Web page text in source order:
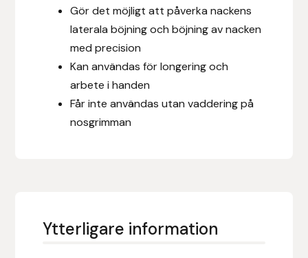
Gör det möjligt att påverka nackens
laterala böjning och böjning av nacken
med precision
Kan användas för longering och
arbete i handen
Får inte användas utan vaddering på
nosgrimman
Ytterligare information
Eskadron
Eyjólfur Ísólfsson
Furminator